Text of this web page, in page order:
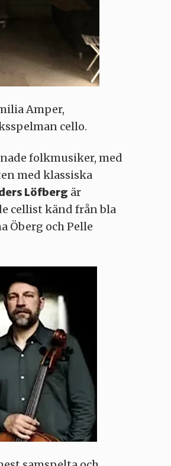
Amper,
cello.
folkmusiker, med
med klassiska
Löfberg är
cellist känd från bla
Öberg och Pelle